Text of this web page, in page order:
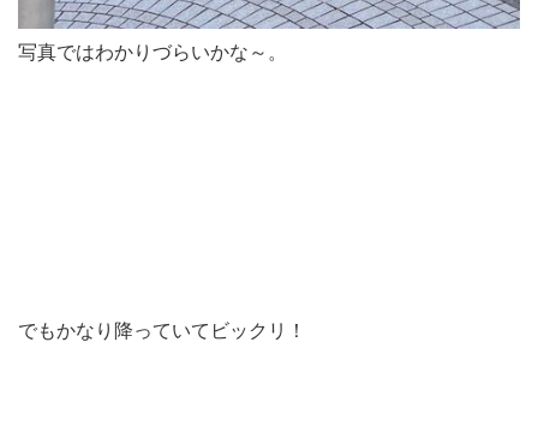
写真ではわかりづらいかな～。
でもかなり降っていてビックリ！